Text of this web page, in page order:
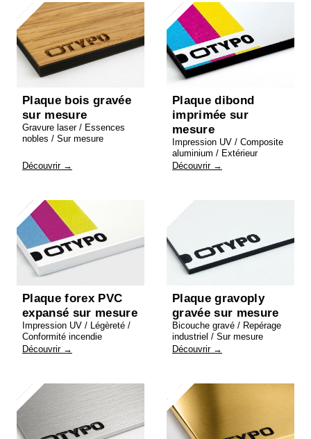
Plaque bois gravée
sur mesure
Gravure laser / Essences
nobles / Sur mesure
Découvrir →
Plaque dibond
imprimée sur
mesure
Impression UV / Composite
aluminium / Extérieur
Découvrir →
Plaque forex PVC
expansé sur mesure
Impression UV / Légèreté /
Conformité incendie
Découvrir →
Plaque gravoply
gravée sur mesure
Bicouche gravé / Repérage
industriel / Sur mesure
Découvrir →